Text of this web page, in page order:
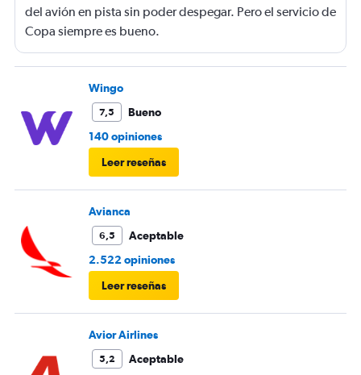
del avión en pista sin poder despegar. Pero el servicio de
Copa siempre es bueno.
Wingo
7,5
Bueno
140 opiniones
Leer reseñas
Avianca
6,5
Aceptable
2.522 opiniones
Leer reseñas
Avior Airlines
5,2
Aceptable